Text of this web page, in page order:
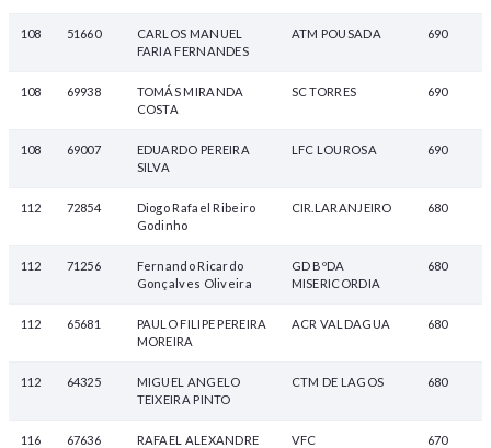
108 51660
CARLOS MANUEL
FARIA FERNANDES
ATM POUSADA 690
108 69938
TOMÁS MIRANDA
COSTA
SC TORRES 690
108 69007
EDUARDO PEREIRA
SILVA
LFC LOUROSA 690
112 72854
Diogo Rafael Ribeiro
Godinho
CIR.LARANJEIRO 680
112 71256
Fernando Ricardo
Gonçalves Oliveira
GD BºDA
MISERICORDIA
680
112 65681
PAULO FILIPE PEREIRA
MOREIRA
ACR VALDAGUA 680
112 64325
MIGUEL ANGELO
TEIXEIRA PINTO
CTM DE LAGOS 680
116 67636
RAFAEL ALEXANDRE
VFC 670